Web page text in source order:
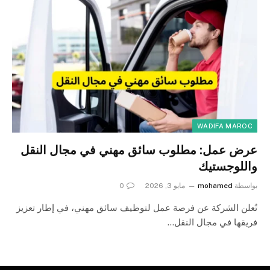
WADIFA MAROC
عرض عمل: مطلوب سائق مهني في مجال النقل
واللوجستيك
بواسطة mohamed مايو 3, 2026 0
تُعلن الشركة عن فرصة عمل لتوظيف سائق مهني، في إطار تعزيز
فريقها في مجال النقل…